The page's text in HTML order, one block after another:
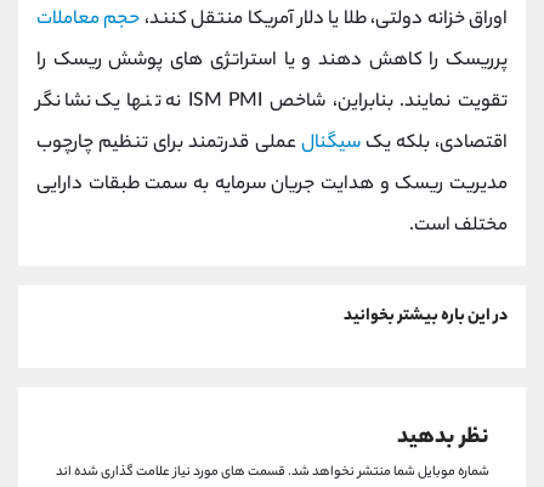
اوراق خزانه دولتی، طلا یا دلار آمریکا منتقل کنند، حجم معاملات
پرریسک را کاهش دهند و یا استراتژی ‌های پوشش ریسک را
تقویت نمایند. بنابراین، شاخص ISM PMI نه تنها یک نشانگر
اقتصادی، بلکه یکسیگنالعملی قدرتمند برای تنظیم چارچوب
مدیریت ریسک و هدایت جریان سرمایه به سمت طبقات دارایی
مختلف است.
در این باره بیشتر بخوانید
نظر بدهید
شماره موبایل شما منتشر نخواهد شد.قسمت های مورد نیاز علامت گذاری شده اند